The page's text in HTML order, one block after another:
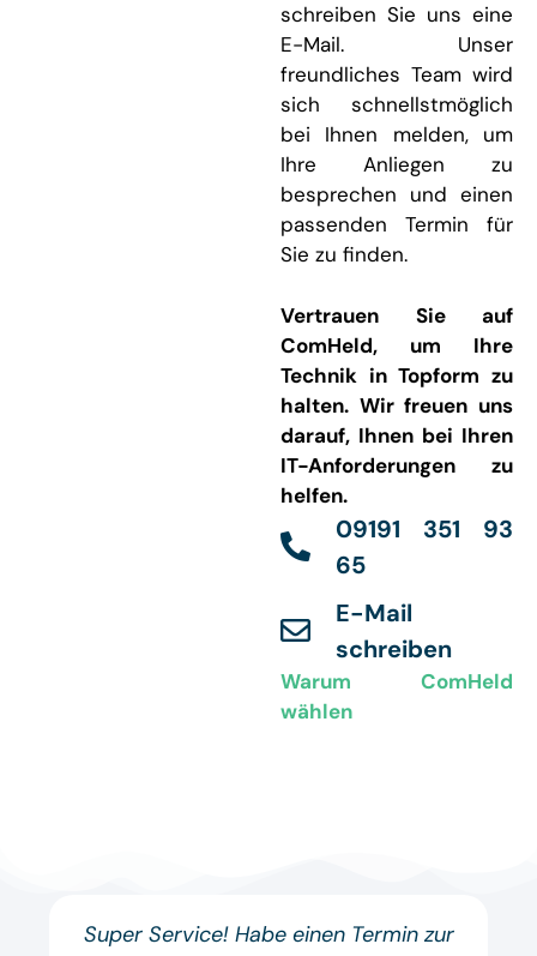
schreiben Sie uns eine
E-Mail. Unser
freundliches Team wird
sich schnellstmöglich
bei Ihnen melden, um
Ihre Anliegen zu
besprechen und einen
passenden Termin für
Sie zu finden.
Vertrauen Sie auf
ComHeld, um Ihre
Technik in Topform zu
halten. Wir freuen uns
darauf, Ihnen bei Ihren
IT-Anforderungen zu
helfen.
09191 351 93
65
E-Mail
schreiben
Warum ComHeld
wählen
Super Service! Habe einen Termin zur